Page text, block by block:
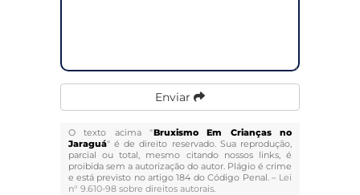
Enviar
O texto acima "Bruxismo Em Crianças no
Jaraguá" é de direito reservado. Sua reprodução,
parcial ou total, mesmo citando nossos links, é
proibida sem a autorização do autor. Plágio é crime
e está previsto no artigo 184 do Código Penal. – Lei
n° 9.610-98 sobre direitos autorais.